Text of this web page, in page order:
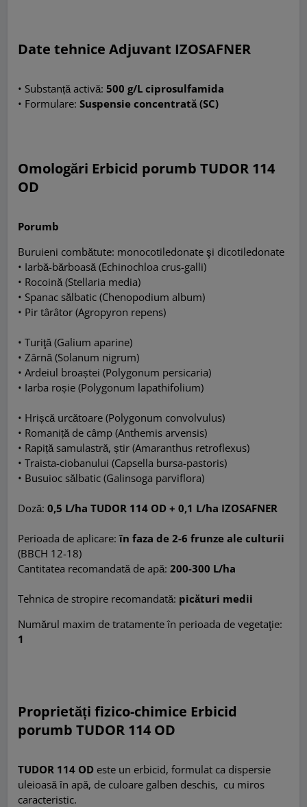
Date tehnice Adjuvant IZOSAFNER
• Substanță activă:500 g/L ciprosulfamida
• Formulare:Suspensie concentrată (SC)
Omologări Erbicid porumb TUDOR 114
OD
Porumb
Buruieni combătute: monocotiledonate şi dicotiledonate
• Iarbă-bărboasă (Echinochloa crus-galli)
• Rocoină (Stellaria media)
• Spanac sălbatic (Chenopodium album)
• Pir târâtor (Agropyron repens)
•Turiţă (Galium aparine)
•Zârnă (Solanum nigrum)
•Ardeiul broaștei (Polygonum persicaria)
• Iarba roșie (Polygonum lapathifolium)
• Hrișcă urcătoare (Polygonum convolvulus)
• Romaniță de câmp (Anthemis arvensis)
• Rapiță samulastră, știr (Amaranthus retroflexus)
•Traista-ciobanului (Capsella bursa-pastoris)
• Busuioc sălbatic (Galinsoga parviflora)
Doză:0,5 L/ha TUDOR 114 OD + 0,1 L/ha IZOSAFNER
Perioada de aplicare:în faza de 2-6 frunze ale culturii
(BBCH 12-18)
Cantitatea recomandată de apă:200-300 L/ha
Tehnica de stropire recomandată: picături medii
Numărul maxim de tratamente în perioada de vegetaţie:
1
Proprietăți fizico-chimice Erbicid
porumb TUDOR 114 OD
TUDOR 114 OD este un erbicid, formulat ca dispersie
uleioasă în apă, de culoare galben deschis, cu miros
caracteristic.